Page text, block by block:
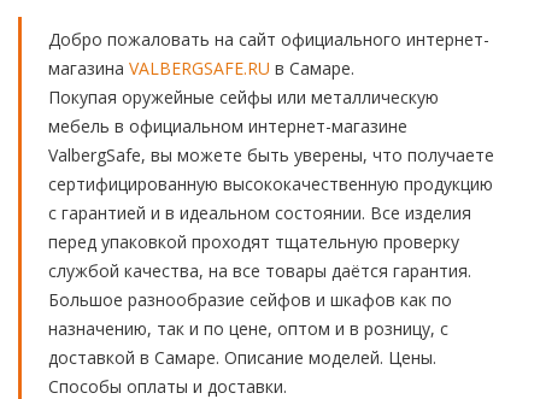
Добро пожаловать на сайт официального интернет-
магазина VALBERGSAFE.RU в Самаре.
Покупая оружейные сейфы или металлическую
мебель в официальном интернет-магазине
ValbergSafe, вы можете быть уверены, что получаете
сертифицированную высококачественную продукцию
с гарантией и в идеальном состоянии. Все изделия
перед упаковкой проходят тщательную проверку
службой качества, на все товары даётся гарантия.
Большое разнообразие сейфов и шкафов как по
назначению, так и по цене, оптом и в розницу, с
доставкой в Самаре. Описание моделей. Цены.
Способы оплаты и доставки.